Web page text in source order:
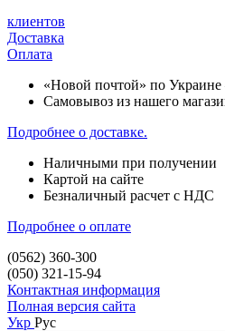
клиентов
Доставка
Оплата
«Новой почтой» по
Самовывоз из нашего
Подробнее о доставке.
Наличными при получении
Картой на сайте
Безналичный расчет с НДС
Подробнее о оплате
(0562) 360-300
(050) 321-15-94
Контактная информация
Полная версия сайта
Укр Рус